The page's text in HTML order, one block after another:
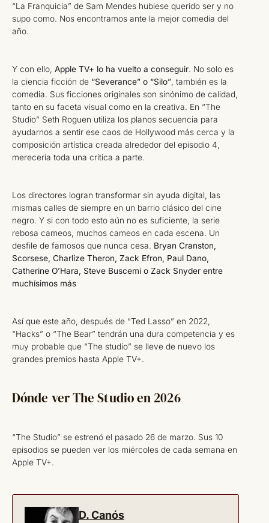
“La Franquicia” de Sam Mendes hubiese querido ser y no
supo como. Nos encontramos ante la mejor comedia del
año.
Y con ello, Apple TV+ lo ha vuelto a conseguir. No solo es
la ciencia ficción de “Severance” o “Silo” , también es la
comedia. Sus ficciones originales son sinónimo de calidad,
tanto en su faceta visual como en la creativa. En “The
Studio” Seth Roguen utiliza los planos secuencia para
ayudarnos a sentir ese caos de Hollywood más cerca y la
composición artística creada alrededor del episodio 4,
merecería toda una crítica a parte.
Los directores logran transformar sin ayuda digital, las
mismas calles de siempre en un barrio clásico del cine
negro. Y si con todo esto aún no es suficiente, la serie
rebosa cameos, muchos cameos en cada escena. Un
desfile de famosos que nunca cesa. Bryan Cranston,
Scorsese, Charlize Theron, Zack Efron, Paul Dano,
Catherine O’Hara, Steve Buscemi o Zack Snyder entre
muchísimos más
Así que este año, después de “Ted Lasso” en 2022,
“Hacks” o “The Bear” tendrán una dura competencia y es
muy probable que “The studio” se lleve de nuevo los
grandes premios hasta Apple TV+.
Dónde ver The Studio en 2026
“The Studio” se estrenó el pasado 26 de marzo. Sus 10
episodios se pueden ver los miércoles de cada semana en
Apple TV+.
D. Canós